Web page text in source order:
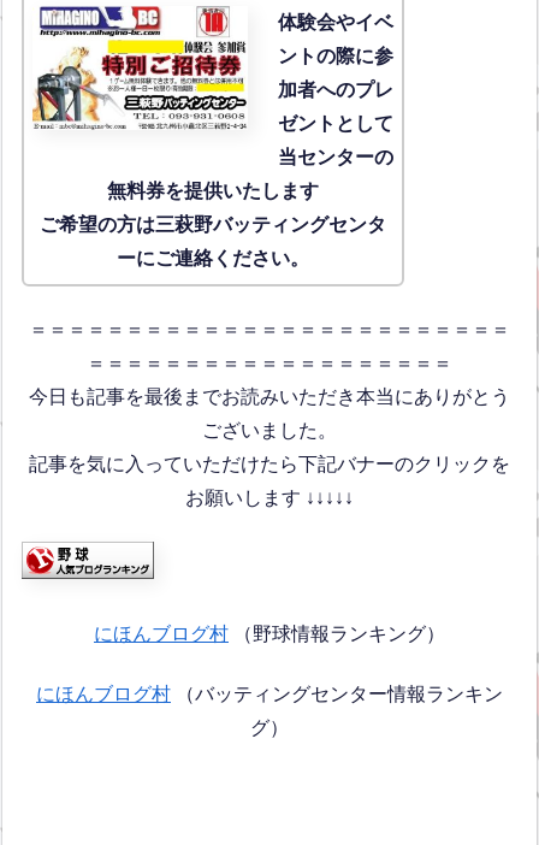
体験会やイベ
ントの際に参
加者へのプレ
ゼントとして
当センターの
無料券を提供いたします
ご希望の方は三萩野バッティングセンタ
ーにご連絡ください。
＝＝＝＝＝＝＝＝＝＝＝＝＝＝＝＝＝＝＝＝＝＝＝＝＝
＝＝＝＝＝＝＝＝＝＝＝＝＝＝＝＝＝＝＝
今日も記事を最後までお読みいただき本当にありがとう
ございました。
記事を気に入っていただけたら下記バナーのクリックを
お願いします ↓↓↓↓↓
にほんブログ村 （野球情報ランキング）
にほんブログ村 （バッティングセンター情報ランキン
グ）